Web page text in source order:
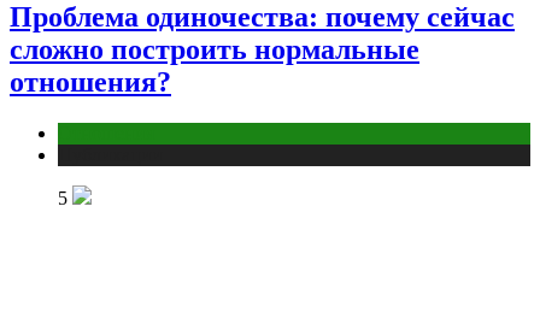
Проблема одиночества: почему сейчас
сложно построить нормальные
отношения?
5